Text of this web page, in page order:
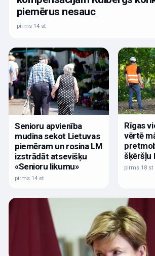
piemērus nesauc
pirms 14 st
Senioru apvienība
mudina sekot Lietuvas
piemēram un rosina LM
izstrādāt atsevišķu
«Senioru likumu»
pirms 14 st
Rīgas
vērtē
šķēršļu
pirms 18 st